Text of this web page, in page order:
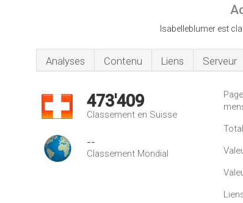
Isabelleblumer est
Analyses Contenu Liens Serveur
473'409
Classement en Suisse
--
Classement Mondial